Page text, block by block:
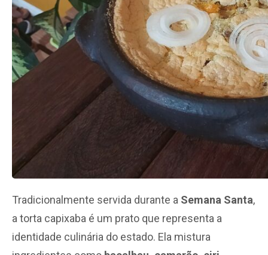
Tradicionalmente servida durante a Semana Santa,
a torta capixaba é um prato que representa a
identidade culinária do estado. Ela mistura